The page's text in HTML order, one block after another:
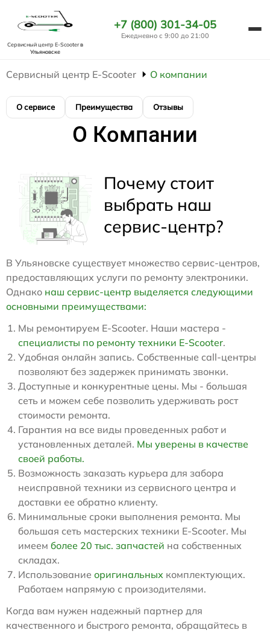
Сервисный центр E-Scooterв
Ульяновске
+7 (800) 301-34-05
Ежедневно с 9:00 до 21:00
Сервисный центр E-Scooter О компании
О сервисе Преимущества Отзывы
О Компании
Почему стоит
выбрать наш
сервис-центр?
В Ульяновске существует множество сервис-центров,
предоставляющих услуги по ремонту электроники.
Однако наш сервис-центр выделяется следующими
основными преимуществами:
Мы ремонтируем E-Scooter. Наши мастера -
специалисты по ремонту техники E-Scooter.
Удобная онлайн запись. Собственные call-центры
позволяют без задержек принимать звонки.
Доступные и конкурентные цены. Мы - большая
сеть и можем себе позволить удерживать рост
стоимости ремонта.
Гарантия на все виды проведенных работ и
установленных деталей. Мы уверены в качестве
своей работы.
Возможность заказать курьера для забора
неисправной техники из сервисного центра и
доставки ее обратно клиенту.
Минимальные сроки выполнения ремонта. Мы
большая сеть мастерских техники E-Scooter. Мы
имеем более 20 тыс. запчастей на собственных
складах.
Использование оригинальных комплектующих.
Работаем напрямую с произодителями.
Когда вам нужен надежный партнер для
качественного и быстрого ремонта, обращайтесь в